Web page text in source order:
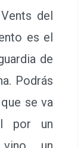
un
una
y muy